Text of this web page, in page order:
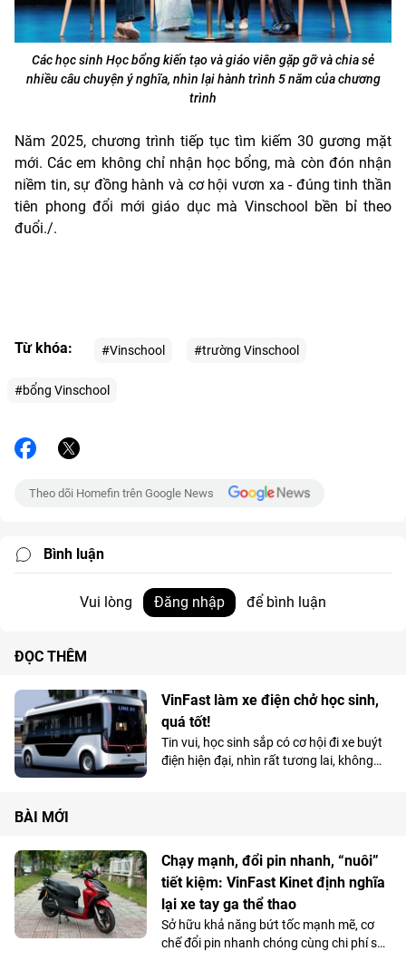
Các học sinh Học bổng kiến tạo và giáo viên gặp gỡ và chia sẻ
nhiều câu chuyện ý nghĩa, nhìn lại hành trình 5 năm của chương
trình
Năm 2025, chương trình tiếp tục tìm kiếm 30 gương mặt
mới. Các em không chỉ nhận học bổng, mà còn đón nhận
niềm tin, sự đồng hành và cơ hội vươn xa - đúng tinh thần
tiên phong đổi mới giáo dục mà Vinschool bền bỉ theo
đuổi./.
Từ khóa: #Vinschool #trường Vinschool
#bổng Vinschool
Theo dõi Homefin trên Google News
Bình luận
Vui lòng Đăng nhập để bình luận
ĐỌC THÊM
VinFast làm xe điện chở học sinh,
quá tốt!
Tin vui, học sinh sắp có cơ hội đi xe buýt
điện hiện đại, nhìn rất tương lai, không
BÀI MỚI
Chạy mạnh, đổi pin nhanh, “nuôi”
tiết kiệm: VinFast Kinet định nghĩa
lại xe tay ga thể thao
Sở hữu khả năng bứt tốc mạnh mẽ, cơ
chế đổi pin nhanh chóng cùng chi phí sử